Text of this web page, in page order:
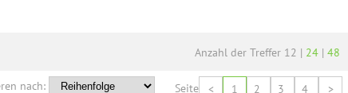
Anzahl der Treffer 12 | 24 | 48
Seite < 1 2 3 4 >
nach: